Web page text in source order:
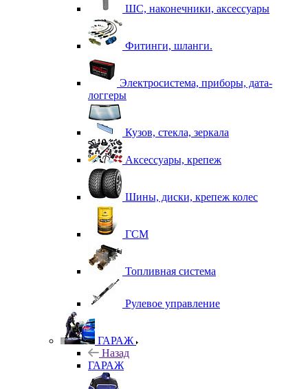
ШС, наконечники, аксессуары
Фитинги, шланги.
Электросистема, приборы, дата-
логгеры
Кузов, стекла, зеркала
Аксессуары, крепеж
Шины, диски, крепеж колес
ГСМ
Топливная система
Рулевое управление
ГАРАЖ
Назад
ГАРАЖ